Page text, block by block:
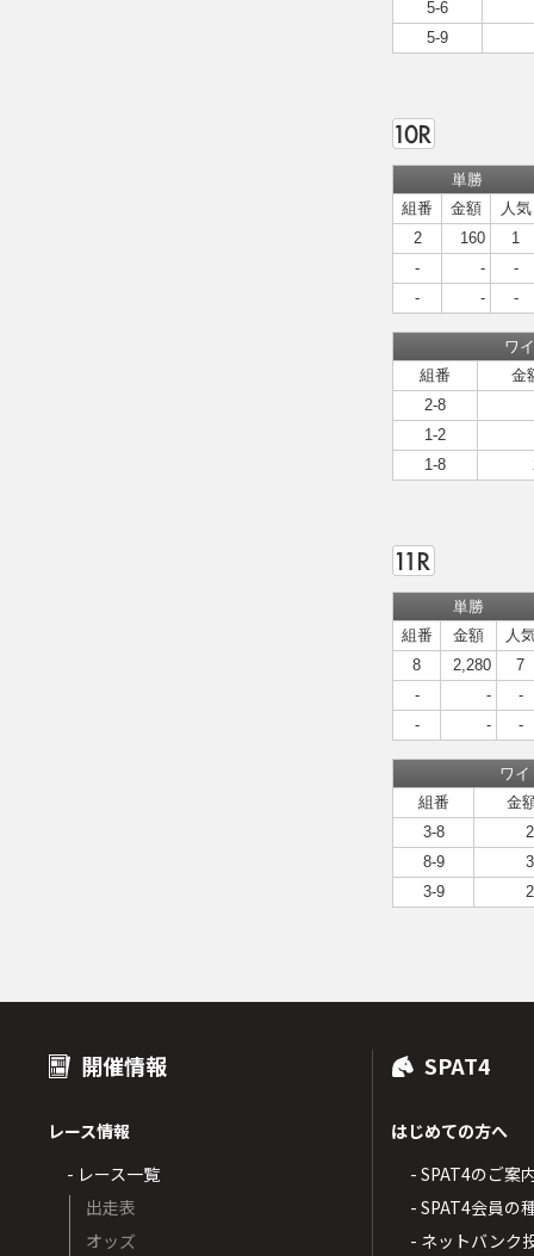
5-6
5-9
単勝
組番
金額
人気
2
160
1
-
-
-
-
- -
ワ
組番
金
2-8
1-2
1-8
単勝
組番
金額
人
8
2,280
7
-
-
-
-
- -
ワイ
組番
金
3-8
8-9
3-9
開催情報
レース情報
- レース一覧
出走表
オッズ
SPAT4
はじめての方へ
- SPAT4のご案
- SPAT4会員の
- ネットバンク